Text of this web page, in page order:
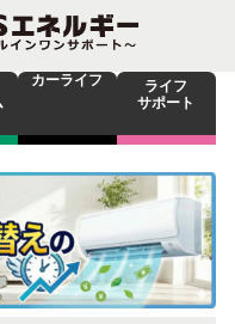
カーライフ
ライフ
サポート